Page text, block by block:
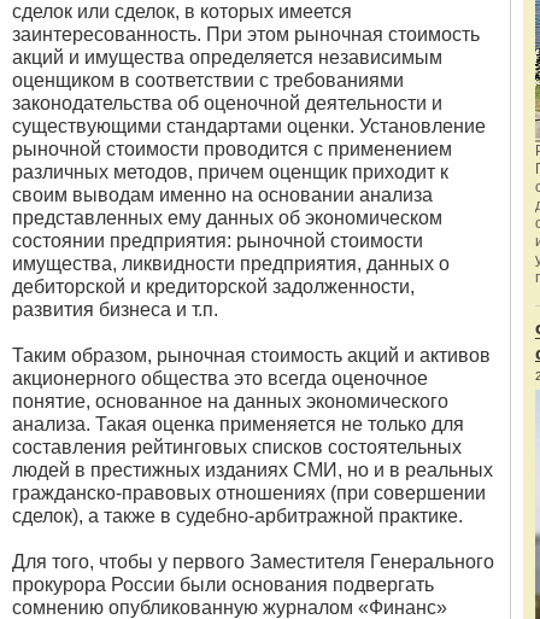
сделок или сделок, в которых имеется
заинтересованность. При этом рыночная стоимость
акций и имущества определяется независимым
оценщиком в соответствии с требованиями
законодательства об оценочной деятельности и
существующими стандартами оценки. Установление
рыночной стоимости проводится с применением
различных методов, причем оценщик приходит к
своим выводам именно на основании анализа
представленных ему данных об экономическом
состоянии предприятия: рыночной стоимости
имущества, ликвидности предприятия, данных о
дебиторской и кредиторской задолженности,
развития бизнеса и т.п.
Таким образом, рыночная стоимость акций и активов
акционерного общества это всегда оценочное
понятие, основанное на данных экономического
анализа. Такая оценка применяется не только для
составления рейтинговых списков состоятельных
людей в престижных изданиях СМИ, но и в реальных
гражданско-правовых отношениях (при совершении
сделок), а также в судебно-арбитражной практике.
Для того, чтобы у первого Заместителя Генерального
прокурора России были основания подвергать
сомнению опубликованную журналом «Финанс»